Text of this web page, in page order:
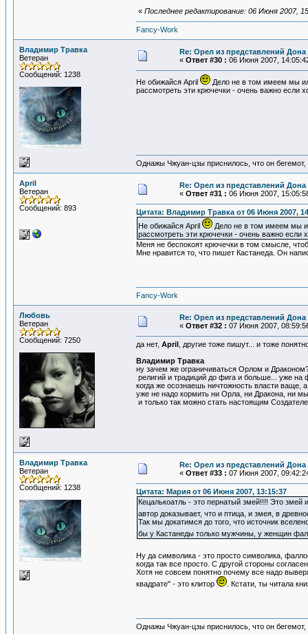
« Последнее редактирование: 06 Июня 2007,
Fancy-Work
Владимир Травка
Ветеран
Сообщений: 1238
Re: Орел из представлений Дона
« Ответ #30 : 06 Июня 2007,
Не обижайся April
Дело не в том имеем мы
рассмотреть эти крючечки - очень важно если
Однажы Чжуан-цзы приснилось, что он
April
Ветеран
Сообщений: 893
Re: Орел из представлений Дона
« Ответ #31 : 06 Июня 2007,
Цитата: Владимир Травка от 06 Июня 2007,
Не обижайся April
Дело не в том имеем мы
рассмотреть эти крючечки - очень важно если
Меня не беспокоят крючечки в том смысле,
Мне нравится то, что пишет Кастанеда. Он
Fancy-Work
Любовь
Ветеран
Сообщений: 7250
Re: Орел из представлений Дона
« Ответ #32 : 07 Июня 2007,
да нет, April
, другие тоже пишут... и тоже
Владимир Травка
ну зачем же ограничиваться Орлом и
религий и традиций до фига и больше... уже на
когда же осознаешь ничтожность власти ваще,
уже не надо кормить ни Орла, ни Дракона, ни
и только так можно стать настоящим
Владимир Травка
Ветеран
Сообщений: 1238
Re: Орел из представлений Дона
« Ответ #33 : 07 Июня 2007,
Цитата: Мария от 06 Июня 2007, 13:15:37
Кецалькоатль - это пернатый змей!!!! Это
автор доказывает, что и птица, и змея, в
Так мы докатимся до того, что источник
бы у Кастанеды только мужчины, у женщин
Ну да символика - это просто символика,
когда так все просто. С другой стороны
Хотя не совсем понятно почему все надо
квадрате" - это клитор
. Кстати, ты читала
Однажы Чжуан-цзы приснилось, что он